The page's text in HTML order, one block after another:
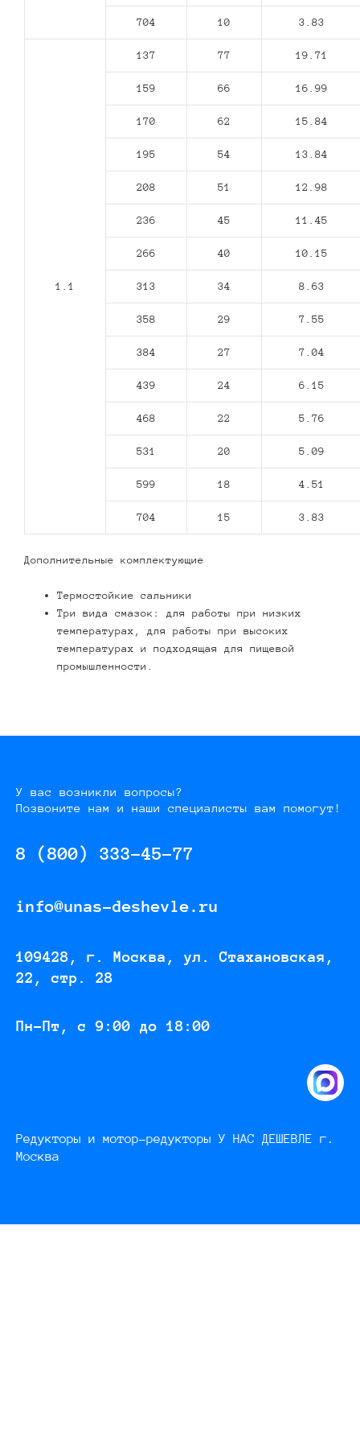
704 10 3.83
1.1
137 77 19.71
159 66 16.99
170 62 15.84
195 54 13.84
208 51 12.98
236 45 11.45
266 40 10.15
313 34 8.63
358 29 7.55
384 27 7.04
439 24 6.15
468 22 5.76
531 20 5.09
599 18 4.51
704 15 3.83
Дополнительные комплектующие
Термостойкие сальники
Три вида смазок: для работы при низких
температурах, для работы при высоких
температурах и подходящая для пищевой
промышленности.
У вас возникли вопросы?
Позвоните нам и наши специалисты вам помогут!
8 (800) 333-45-77
info@unas-deshevle.ru
109428, г. Москва, ул. Стахановская,
22, стр. 28
Пн-Пт, с 9:00 до 18:00
Редукторы и мотор-редукторы У НАС ДЕШЕВЛЕ г.
Москва